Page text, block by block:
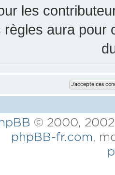
les
règles aura pour
© 2000,
phpBB-fr.com,